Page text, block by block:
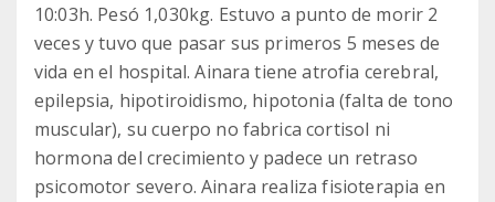
10:03h. Pesó 1,030kg. Estuvo a punto de morir 2
veces y tuvo que pasar sus primeros 5 meses de
vida en el hospital. Ainara tiene atrofia cerebral,
epilepsia, hipotiroidismo, hipotonia (falta de tono
muscular), su cuerpo no fabrica cortisol ni
hormona del crecimiento y padece un retraso
psicomotor severo. Ainara realiza fisioterapia en